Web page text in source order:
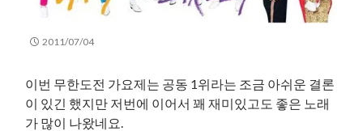
2011/07/04
이번 무한도전 가요제는 공동 1위라는 조금 아쉬운 결론
이 있긴 했지만 저번에 이어서 꽤 재미있고도 좋은 노래
가 많이 나왔네요.